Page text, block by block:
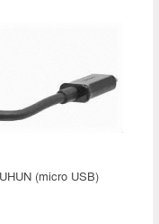
(micro USB)